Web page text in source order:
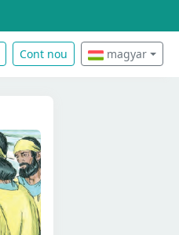
Cont nou magyar